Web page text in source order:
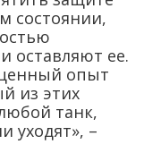
состоянии,
оставляют ее.
опыт
из этих
танк,
уходят», –